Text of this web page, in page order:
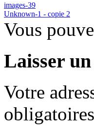
images-39
Unknown-1 - copie 2
Vous
Laisser
Votre